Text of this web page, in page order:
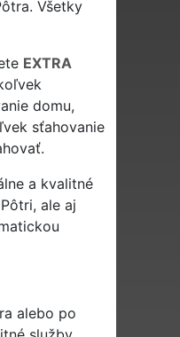
Všetky
EXTRA
domu,
sťahovanie
a kvalitné
ale aj
alebo po